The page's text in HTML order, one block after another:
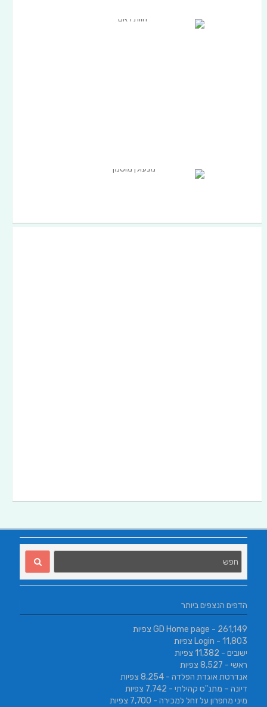
הדפים הנצפים ביותר
GD Home page - 261,149 צפיות
Login - 11,803 צפיות
ישובים - 11,382 צפיות
ראשי - 8,527 צפיות
אנדרטת אוגדת הפלדה - 8,254 צפיות
דיונה – מתנ"ס קהילתי - 7,742 צפיות
מיני מחפרון על זחל למכירה - 7,700 צפיות